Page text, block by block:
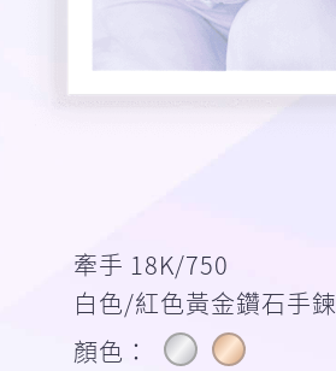
牽手 18K/750
白色/紅色黃金鑽石手鍊
顏色：